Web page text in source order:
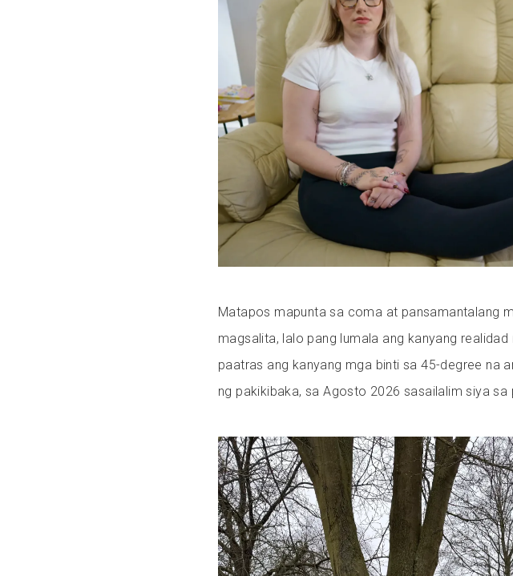
Matapos mapunta sa coma at pansamantalang
magsalita, lalo pang lumala ang kanyang
paatras ang kanyang mga binti sa 45-degree na
ng pakikibaka, sa Agosto 2026 sasailalim siya sa